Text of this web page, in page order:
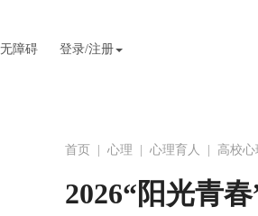
无障碍 登录/注册
首页 心理 心理育人 高校
2026“阳光青